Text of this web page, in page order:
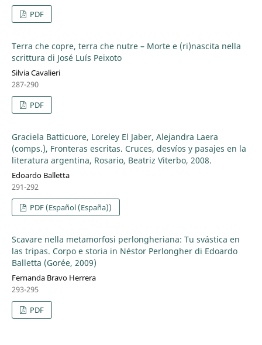
PDF
Terra che copre, terra che nutre – Morte e (ri)nascita nella
scrittura di José Luís Peixoto
Silvia Cavalieri
287-290
PDF
Graciela Batticuore, Loreley El Jaber, Alejandra Laera
(comps.), Fronteras escritas. Cruces, desvíos y pasajes en la
literatura argentina, Rosario, Beatriz Viterbo, 2008.
Edoardo Balletta
291-292
PDF (Español (España))
Scavare nella metamorfosi perlongheriana: Tu svástica en
las tripas. Corpo e storia in Néstor Perlongher di Edoardo
Balletta (Gorée, 2009)
Fernanda Bravo Herrera
293-295
PDF